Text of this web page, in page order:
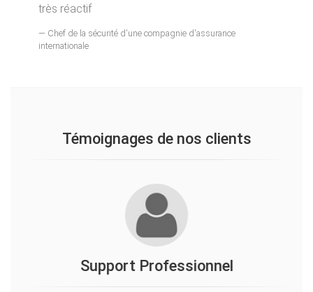
très réactif
Chef de la sécurité d'une compagnie d'assurance
internationale
Témoignages de nos clients
Support Professionnel